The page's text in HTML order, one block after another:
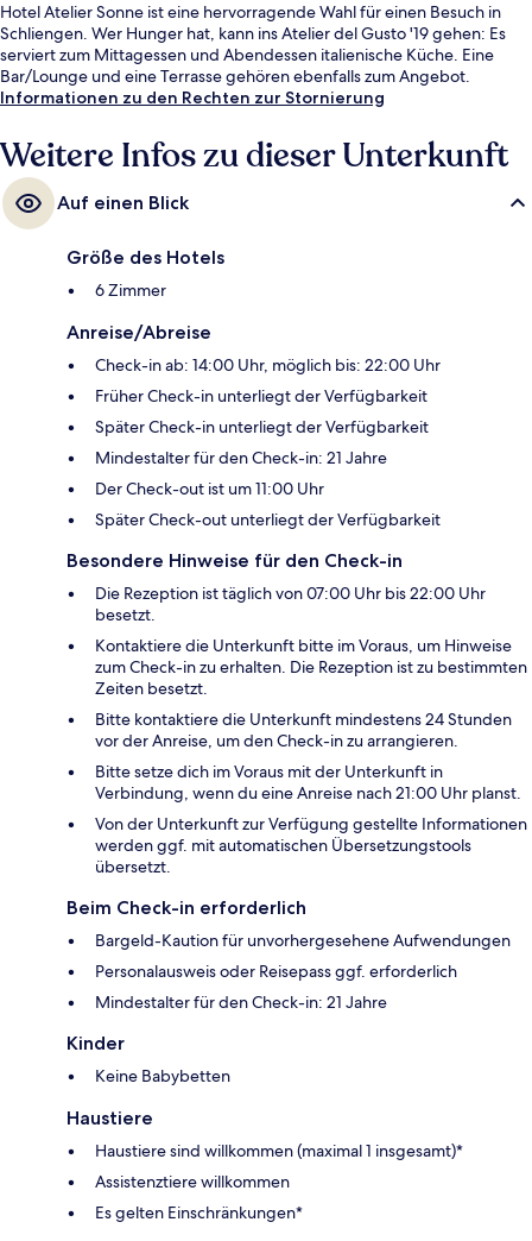
Hotel Atelier Sonne ist eine hervorragende Wahl für einen Besuch in
Schliengen. Wer Hunger hat, kann ins Atelier del Gusto '19 gehen: Es
serviert zum Mittagessen und Abendessen italienische Küche. Eine
Bar/Lounge und eine Terrasse gehören ebenfalls zum Angebot.
Informationen zu den Rechten zur Stornierung
Weitere Infos zu dieser Unterkunft
Auf einen Blick
Größe des Hotels
6 Zimmer
Anreise/Abreise
Check-in ab: 14:00 Uhr, möglich bis: 22:00 Uhr
Früher Check-in unterliegt der Verfügbarkeit
Später Check-in unterliegt der Verfügbarkeit
Mindestalter für den Check-in: 21 Jahre
Der Check-out ist um 11:00 Uhr
Später Check-out unterliegt der Verfügbarkeit
Besondere Hinweise für den Check-in
Die Rezeption ist täglich von 07:00 Uhr bis 22:00 Uhr
besetzt.
Kontaktiere die Unterkunft bitte im Voraus, um Hinweise
zum Check-in zu erhalten. Die Rezeption ist zu bestimmten
Zeiten besetzt.
Bitte kontaktiere die Unterkunft mindestens 24 Stunden
vor der Anreise, um den Check-in zu arrangieren.
Bitte setze dich im Voraus mit der Unterkunft in
Verbindung, wenn du eine Anreise nach 21:00 Uhr planst.
Von der Unterkunft zur Verfügung gestellte Informationen
werden ggf. mit automatischen Übersetzungstools
übersetzt.
Beim Check-in erforderlich
Bargeld-Kaution für unvorhergesehene Aufwendungen
Personalausweis oder Reisepass ggf. erforderlich
Mindestalter für den Check-in: 21 Jahre
Kinder
Keine Babybetten
Haustiere
Haustiere sind willkommen (maximal 1 insgesamt)*
Assistenztiere willkommen
Es gelten Einschränkungen*